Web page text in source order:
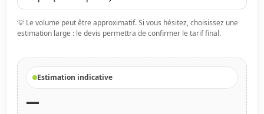
💡 Le volume peut être approximatif. Si vous hésitez, choisissez une
estimation large : le devis permettra de confirmer le tarif final.
Estimation indicative
—